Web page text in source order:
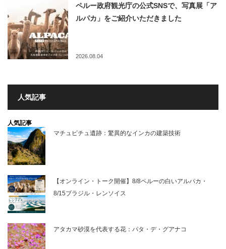
ペルー政府観光庁の公式SNSで、写真展「ア
ルパカ」をご紹介いただきました
2026.08.04
人気記事
人気記事
マチュピチュ遺跡：驚異的なインカの建築技術
【オンライン・トーク開催】8/8ペルーの白いアルパカ・
8/15ブラジル・レンソイス
アタカマ砂漠を代表する花：パタ・デ・グアナコ